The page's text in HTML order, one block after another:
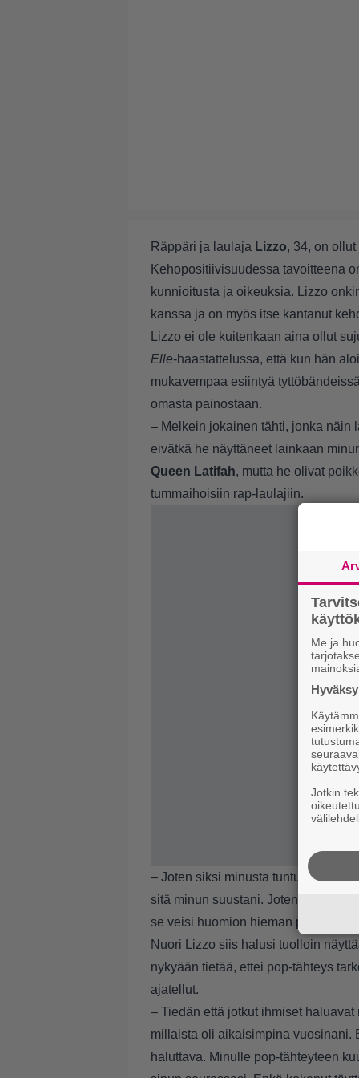
Räppäri ja laulaja Lizzo, 34, on
Kehopositiivisuudessa tavoitteena
kunnioitusta ja oikeuksia. Lizzo
kanssa ja on myös itse kantanut
Lizzo ei ole kuitenkaan aina ollut
Elle-haastattelussa, että kun hän
mukavempaa esiintyä
omasta painostaan.
– Melkein jokainen tähti, jonka näin
eivätkä he näyttäneet lainkaan
Queen Latifah, mutta he olivat
tummaihoisiin rap-laulajiin.
– Joten siksi minusta tuntui, että
sitä minun suustani. Joten ajattelin,
se veisi huomion hieman pois
Nuori Lizzo siis halusi tuolloin
nykyään tietää, ettei pop-tähteys
ajatellut.
– Tiedän että jotkut ihmiset
millaista oli aikaisimpina vuosinani.
haluttava. Minulle pop-tähteyteen
Me ja
Jotkin